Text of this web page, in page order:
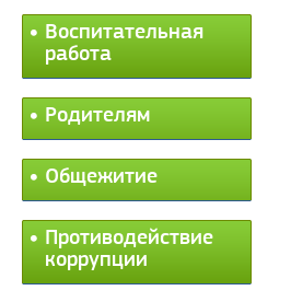
Воспитательная
работа
Родителям
Общежитие
Противодействие
коррупции